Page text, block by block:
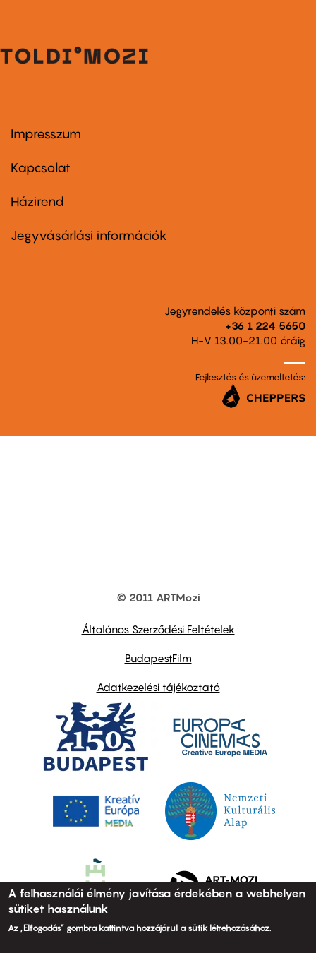
Footer
first
Impresszum
Kapcsolat
Footer
second
Házirend
Jegyvásárlási információk
Jegyrendelés központi szám
+36 1 224 5650
H-V 13.00-21.00 óráig
Fejlesztés és üzemeltetés:
© 2011 ARTMozi
Általános Szerződési Feltételek
BudapestFilm
Adatkezelési tájékoztató
A felhasználói élmény javítása érdekében a webhelyen
sütiket használunk
Az „Elfogadás” gombra kattintva hozzájárul a sütik létrehozásához.